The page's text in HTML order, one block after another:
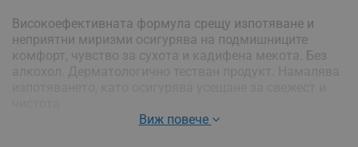
Високоефективната формула срещу изпотяване и
неприятни миризми осигурява на подмишниците
комфорт, чувство за сухота и кадифена мекота. Без
Виж повече